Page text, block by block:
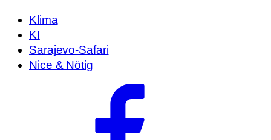
Klima
KI
Sarajevo-Safari
Nice & Nötig